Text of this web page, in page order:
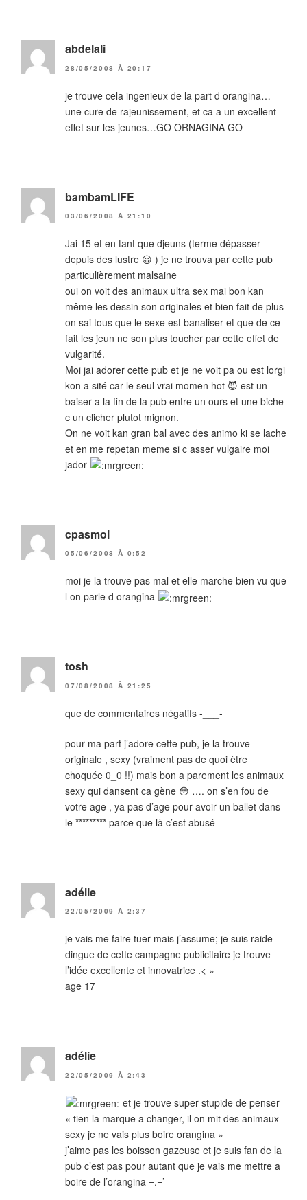
abdelali
28/05/2008 À 20:17
je trouve cela ingenieux de la part d orangina…
une cure de rajeunissement, et ca a un excellent
effet sur les jeunes…GO ORNAGINA GO
bambamLIFE
03/06/2008 À 21:10
Jai 15 et en tant que djeuns (terme dépasser
depuis des lustre 😀 ) je ne trouva par cette pub
particulièrement malsaine
oui on voit des animaux ultra sex mai bon kan
même les dessin son originales et bien fait de plus
on sai tous que le sexe est banaliser et que de ce
fait les jeun ne son plus toucher par cette effet de
vulgarité.
Moi jai adorer cette pub et je ne voit pa ou est lorgi
kon a sité car le seul vrai momen hot 😈 est un
baiser a la fin de la pub entre un ours et une biche
c un clicher plutot mignon.
On ne voit kan gran bal avec des animo ki se lache
et en me repetan meme si c asser vulgaire moi
jador
cpasmoi
05/06/2008 À 0:52
moi je la trouve pas mal et elle marche bien vu que
l on parle d orangina
tosh
07/08/2008 À 21:25
que de commentaires négatifs -___-
pour ma part j’adore cette pub, je la trouve
originale , sexy (vraiment pas de quoi ètre
choquée 0_0 !!) mais bon a parement les animaux
sexy qui dansent ca gène 😳 …. on s’en fou de
votre age , ya pas d’age pour avoir un ballet dans
le ********* parce que là c’est abusé
adélie
22/05/2009 À 2:37
je vais me faire tuer mais j’assume; je suis raide
dingue de cette campagne publicitaire je trouve
l’idée excellente et innovatrice .< »
age 17
adélie
22/05/2009 À 2:43
et je trouve super stupide de penser
« tien la marque a changer, il on mit des animaux
sexy je ne vais plus boire orangina »
j’aime pas les boisson gazeuse et je suis fan de la
pub c’est pas pour autant que je vais me mettre a
boire de l’orangina =.=’